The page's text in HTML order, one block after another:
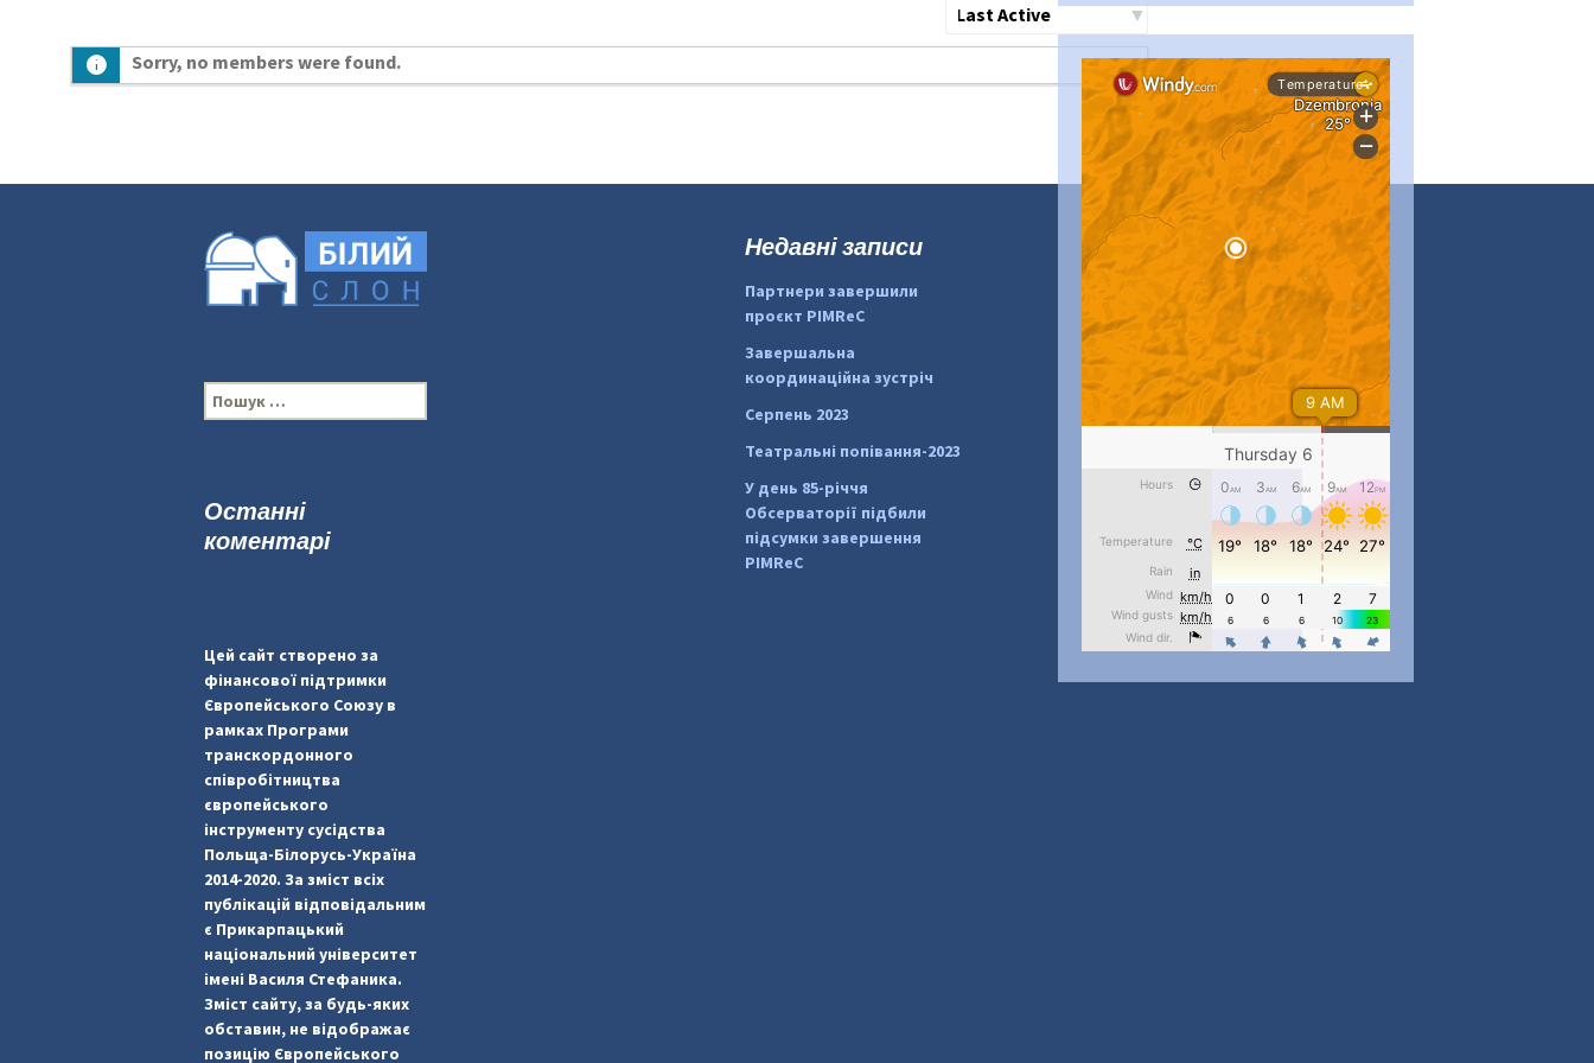
Show:
Sorry, no members were found.
#PipIvanToday...
pimrec_project
#PipIvanToday ...
pimrec_project
П
о
:
Недавні записи
Партнери завершили
проєкт PIMReC
Завершальна
координаційна зустріч
Серпень 2023
Театральні попівання-2023
У день 85-річчя
Обсерваторії підбили
підсумки завершення
PIMReC
Останні
коментарі
Цей сайт створено за
фінансової підтримки
Європейського Союзу в
рамках Програми
транскордонного
співробітництва
європейського
інструменту сусідства
Польща-Білорусь-Україна
2014-2020. За зміст всіх
публікацій відповідальним
є Прикарпацький
національний університет
імені Василя Стефаника.
Зміст сайту, за будь-яких
обставин, не відображає
позицію Європейського